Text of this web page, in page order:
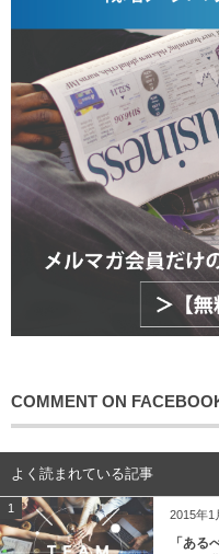
COMMENT ON
よく読まれている記事
1 2015年1
「ある